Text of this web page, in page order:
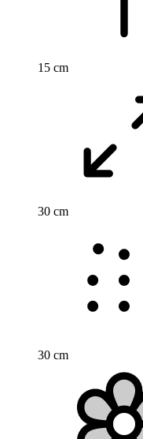
15 cm
30 cm
30 cm